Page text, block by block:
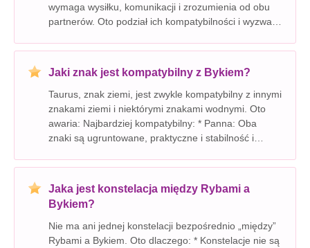
wymaga wysiłku, komunikacji i zrozumienia od obu
partnerów. Oto podział ich kompatybilności i wyzwań
udostępnione: Zarówno Byk, jak i Panna są
Jaki znak jest kompatybilny z Bykiem?
Taurus, znak ziemi, jest zwykle kompatybilny z innymi
znakami ziemi i niektórymi znakami wodnymi. Oto
awaria: Najbardziej kompatybilny: * Panna: Oba
znaki są ugruntowane, praktyczne i stabilność i
ambicje i silna etyka pracy tworzą solidne podst
Jaka jest konstelacja między Rybami a
Bykiem?
Nie ma ani jednej konstelacji bezpośrednio „między”
Rybami a Bykiem. Oto dlaczego: * Konstelacje nie są